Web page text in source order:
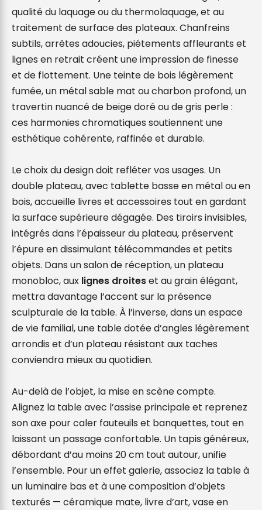
qualité du laquage ou du thermolaquage, et au
traitement de surface des plateaux. Chanfreins
subtils, arrêtes adoucies, piétements affleurants et
lignes en retrait créent une impression de finesse
et de flottement. Une teinte de bois légèrement
fumée, un métal sable mat ou charbon profond, un
travertin nuancé de beige doré ou de gris perle :
ces harmonies chromatiques soutiennent une
esthétique cohérente, raffinée et durable.
Le choix du design doit refléter vos usages. Un
double plateau, avec tablette basse en métal ou en
bois, accueille livres et accessoires tout en gardant
la surface supérieure dégagée. Des tiroirs invisibles,
intégrés dans l’épaisseur du plateau, préservent
l’épure en dissimulant télécommandes et petits
objets. Dans un salon de réception, un plateau
monobloc, aux lignes droites et au grain élégant,
mettra davantage l’accent sur la présence
sculpturale de la table. À l’inverse, dans un espace
de vie familial, une table dotée d’angles légèrement
arrondis et d’un plateau résistant aux taches
conviendra mieux au quotidien.
Au-delà de l’objet, la mise en scène compte.
Alignez la table avec l’assise principale et reprenez
son axe pour caler fauteuils et banquettes, tout en
laissant un passage confortable. Un tapis généreux,
débordant d’au moins 20 cm tout autour, unifie
l’ensemble. Pour un effet galerie, associez la table à
un luminaire bas et à une composition d’objets
texturés — céramique mate, livre d’art, vase en